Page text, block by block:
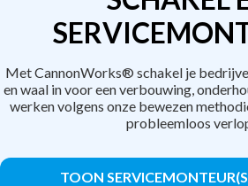
Met CannonWorks® schakel je
en waal in voor een verbouwing,
werken volgens onze bewezen
probleemloos
TOON